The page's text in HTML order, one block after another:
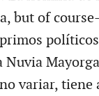
but of
Nuvia
variar,